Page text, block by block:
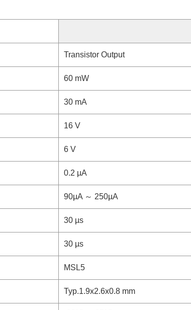
Transistor Output
60 mW
30 mA
16 V
6 V
0.2 µA
90µA ～ 250µA
30 µs
30 µs
MSL5
Typ.1.9x2.6x0.8 mm